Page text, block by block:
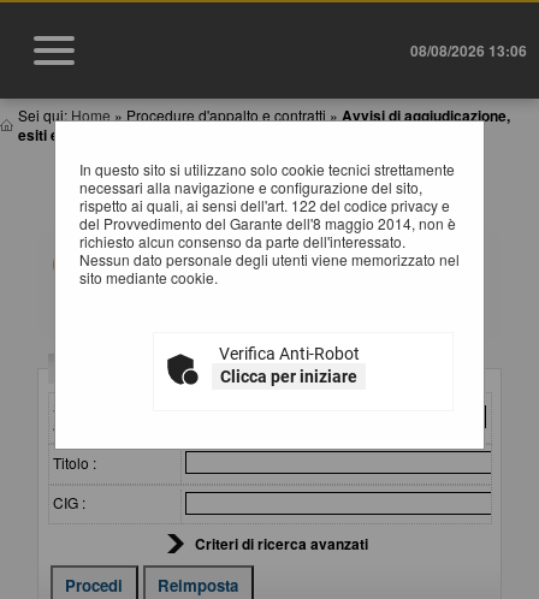
08/08/2026 13:06
Sei qui: Home » Procedure d'appalto e contratti » Avvisi di aggiudicazione,
esiti e affida...
In questo sito si utilizzano solo cookie tecnici strettamente
necessari alla navigazione e configurazione del sito,
rispetto ai quali, ai sensi dell'art. 122 del codice privacy e
del Provvedimento del Garante dell'8 maggio 2014, non è
richiesto alcun consenso da parte dell'interessato.
Nessun dato personale degli utenti viene memorizzato nel
sito mediante cookie.
Verifica Anti-Robot
Clicca per iniziare
AVVISI DI AGGIUDICAZIONE, ESITI E
AFFIDAMENTI
All'interno di questa sezione è possibile consultare gli
esiti di gara secondo i tempi previsti dalla normativa dei
contratti.
Stazione
appaltante :
Titolo :
CIG :
Criteri di ricerca avanzati